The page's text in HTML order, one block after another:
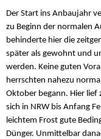
Der Start ins Anbaujahr
zu Beginn der normalen
behinderte hier die
später als gewohnt und
werden. Keine guten
herrschten nahezu
Oktober begann. Hier lief
sich in NRW bis Anfang
leichtem Frost gute
Dünger. Unmittelbar